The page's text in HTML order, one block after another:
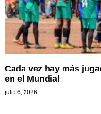
Cada vez hay más
en el Mundial
julio 6, 2026